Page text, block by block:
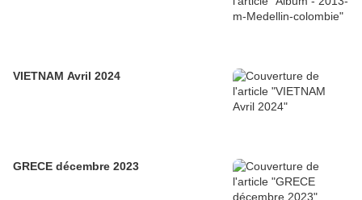
VIETNAM Avril 2024
GRECE décembre 2023